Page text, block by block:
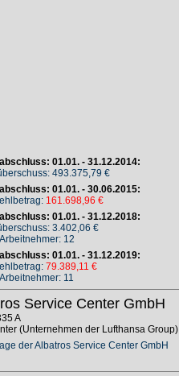
01.01. - 31.12.2014:
493.375,79 €
01.01. - 30.06.2015:
161.698,96 €
01.01. - 31.12.2018:
3.402,06 €
12
01.01. - 31.12.2019:
79.389,11 €
11
Service Center GmbH
A
(Unternehmen der Lufthansa Group)
der Albatros Service Center GmbH